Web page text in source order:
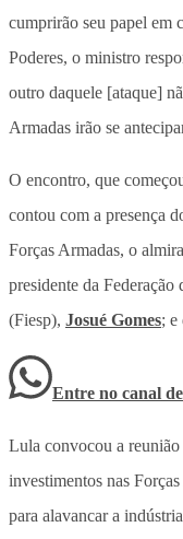
cumprirão seu papel em
Poderes, o ministro
outro daquele [ataque]
Armadas irão se
O encontro, que
contou com a presença
Forças Armadas, o
presidente da Federação
(Fiesp), Josué Gomes; e
Entre no canal
Lula convocou a
investimentos nas
para alavancar a